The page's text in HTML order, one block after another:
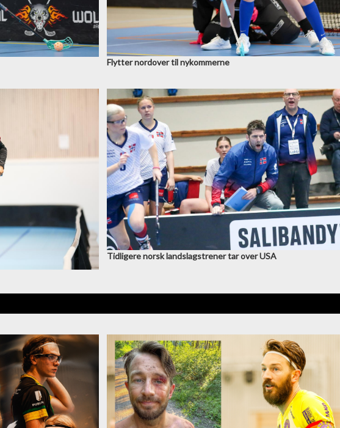
Flytter nordover til nykommerne
Tidligere norsk landslagstrener tar over USA